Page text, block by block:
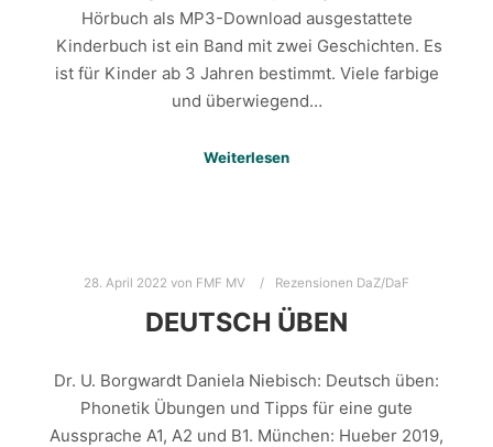
Hörbuch als MP3-Download ausgestattete
Kinderbuch ist ein Band mit zwei Geschichten. Es
ist für Kinder ab 3 Jahren bestimmt. Viele farbige
und überwiegend…
Weiterlesen
28. April 2022 von FMF MV Rezensionen DaZ/DaF
DEUTSCH ÜBEN
Dr. U. Borgwardt Daniela Niebisch: Deutsch üben:
Phonetik Übungen und Tipps für eine gute
Aussprache A1, A2 und B1. München: Hueber 2019,